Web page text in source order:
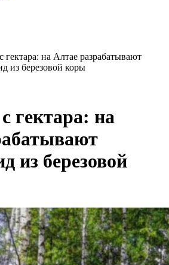
на Алтае разрабатывают
из березовой коры
гектара: на
из березовой